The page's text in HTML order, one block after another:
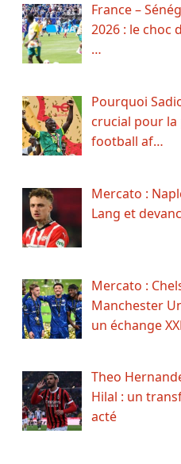
France –
2026 : le choc
…
Pourquoi
crucial pour
football af…
Mercato :
Lang et
Mercato :
Manchester
un échange
Theo
Hilal : un
acté